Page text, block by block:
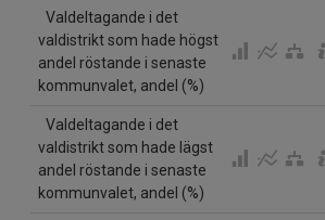
Valdeltagande i det
valdistrikt som hade högst
andel röstande i senaste
kommunvalet, andel (%)
Valdeltagande i det
valdistrikt som hade lägst
andel röstande i senaste
kommunvalet, andel (%)